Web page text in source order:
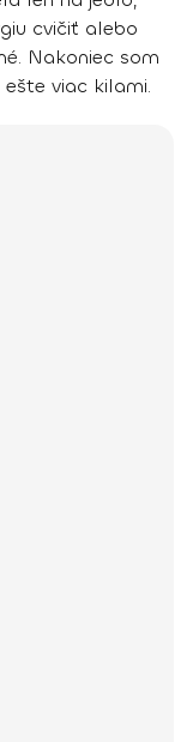
cvičiť alebo
Nakoniec som
viac kilami.